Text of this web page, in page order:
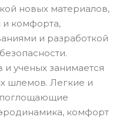
новых материалов,
комфорта,
и разработкой
ученых занимается
шлемов. Легкие и
комфорт